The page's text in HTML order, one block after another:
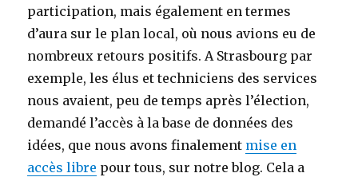
participation, mais également en termes
d’aura sur le plan local, où nous avions eu de
nombreux retours positifs. A Strasbourg par
exemple, les élus et techniciens des services
nous avaient, peu de temps après l’élection,
demandé l’accès à la base de données des
idées, que nous avons finalement mise en
accès libre pour tous, sur notre blog. Cela a